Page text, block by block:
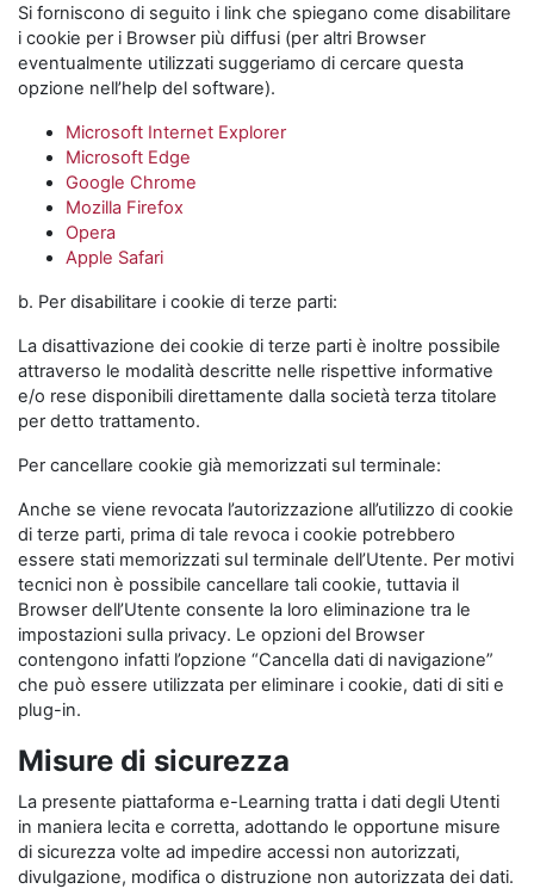
Si forniscono di seguito i link che spiegano come disabilitare
i cookie per i Browser più diffusi (per altri Browser
eventualmente utilizzati suggeriamo di cercare questa
opzione nell’help del software).
Microsoft Internet Explorer
Microsoft Edge
Google Chrome
Mozilla Firefox
Opera
Apple Safari
b. Per disabilitare i cookie di terze parti:
La disattivazione dei cookie di terze parti è inoltre possibile
attraverso le modalità descritte nelle rispettive informative
e/o rese disponibili direttamente dalla società terza titolare
per detto trattamento.
Per cancellare cookie già memorizzati sul terminale:
Anche se viene revocata l’autorizzazione all’utilizzo di cookie
di terze parti, prima di tale revoca i cookie potrebbero
essere stati memorizzati sul terminale dell’Utente. Per motivi
tecnici non è possibile cancellare tali cookie, tuttavia il
Browser dell’Utente consente la loro eliminazione tra le
impostazioni sulla privacy. Le opzioni del Browser
contengono infatti l’opzione “Cancella dati di navigazione”
che può essere utilizzata per eliminare i cookie, dati di siti e
plug-in.
Misure di sicurezza
La presente piattaforma e-Learning tratta i dati degli Utenti
in maniera lecita e corretta, adottando le opportune misure
di sicurezza volte ad impedire accessi non autorizzati,
divulgazione, modifica o distruzione non autorizzata dei dati.